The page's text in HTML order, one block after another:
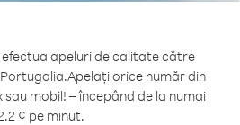
efectua apeluri de calitate către
Apelați orice număr din
sau mobil! – începând de la numai
¢ pe minut.